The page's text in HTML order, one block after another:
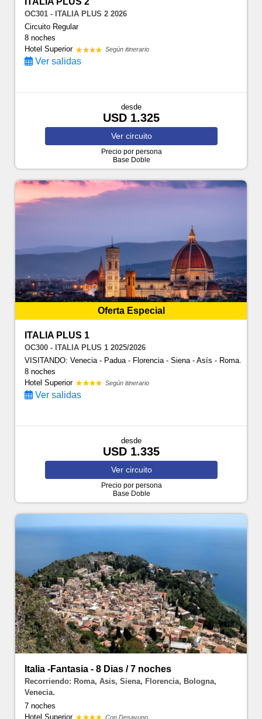
OC301 - ITALIA PLUS 2 2026
Circuito Regular
8 noches
Hotel Superior
Según itinerario
Ver salidas
desde
USD 1.325
Ver circuito
Precio por persona
Base Doble
Oferta Especial
ITALIA PLUS 1
OC300 - ITALIA PLUS 1 2025/2026
VISITANDO: Venecia - Padua - Florencia - Siena - Asís - Roma.
8 noches
Hotel Superior
Según itinerario
Ver salidas
desde
USD 1.335
Ver circuito
Precio por persona
Base Doble
Italia -Fantasia - 8 Dias / 7 noches
Recorriendo: Roma, Asis, Siena, Florencia, Bologna,
Venecia.
7 noches
Hotel Superior
Con Desayuno